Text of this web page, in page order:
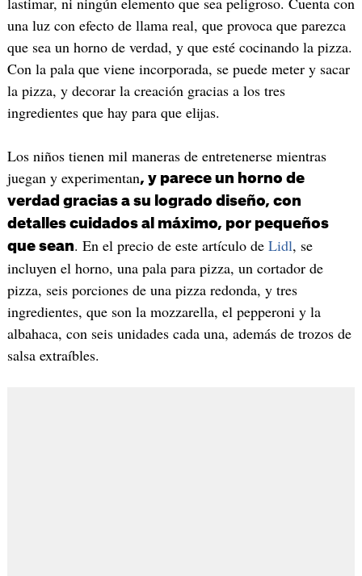
una luz con efecto de llama real, que provoca que parezca
que sea un horno de verdad, y que esté cocinando la pizza.
Con la pala que viene incorporada, se puede meter y sacar
la pizza, y decorar la creación gracias a los tres
ingredientes que hay para que elijas.
Los niños tienen mil maneras de entretenerse mientras
juegan y experimentan, y parece un horno de
verdad gracias a su logrado diseño, con
detalles cuidados al máximo, por pequeños
que sean. En el precio de este artículo de Lidl, se
incluyen el horno, una pala para pizza, un cortador de
pizza, seis porciones de una pizza redonda, y tres
ingredientes, que son la mozzarella, el pepperoni y la
albahaca, con seis unidades cada una, además de trozos de
salsa extraíbles.